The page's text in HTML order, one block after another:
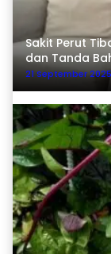
Sakit Perut
dan Tanda
21 September 2025